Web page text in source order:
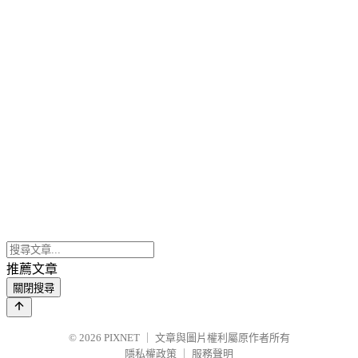
推薦文章
關閉搜尋
© 2026 PIXNET
文章與圖片權利屬原作者所有
隱私權政策
服務聲明